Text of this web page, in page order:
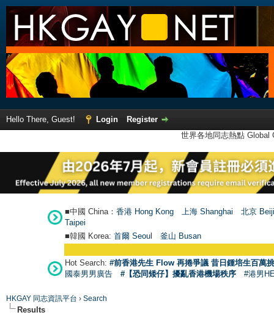
Hello There, Guest! Login
Register
世界各地同志熱點
■中國 China： 香港 Hong Kong 上海 Shanghai
北京
Taipei
■韓國 Korea: 首爾 Seoul 釜山 Busan
Hot Search: #前香港先生 Flow 再捲爭議 昔日鍾培生百萬
國泰男男廣告
#【恐同矮仔】擾亂香港機場秩序 #港男
HKGAY 同志資訊平台 › Search
Results